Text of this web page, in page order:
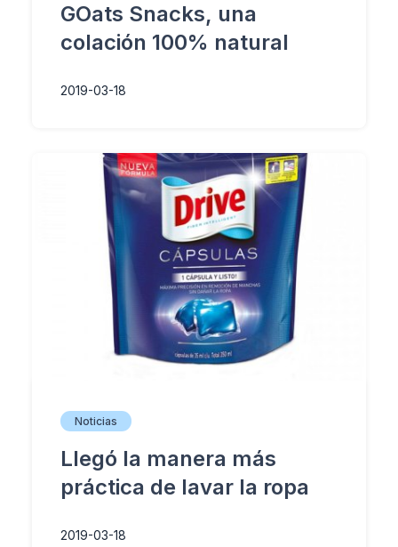
GOats Snacks, una
colación 100% natural
2019-03-18
Noticias
Llegó la manera más
práctica de lavar la ropa
2019-03-18